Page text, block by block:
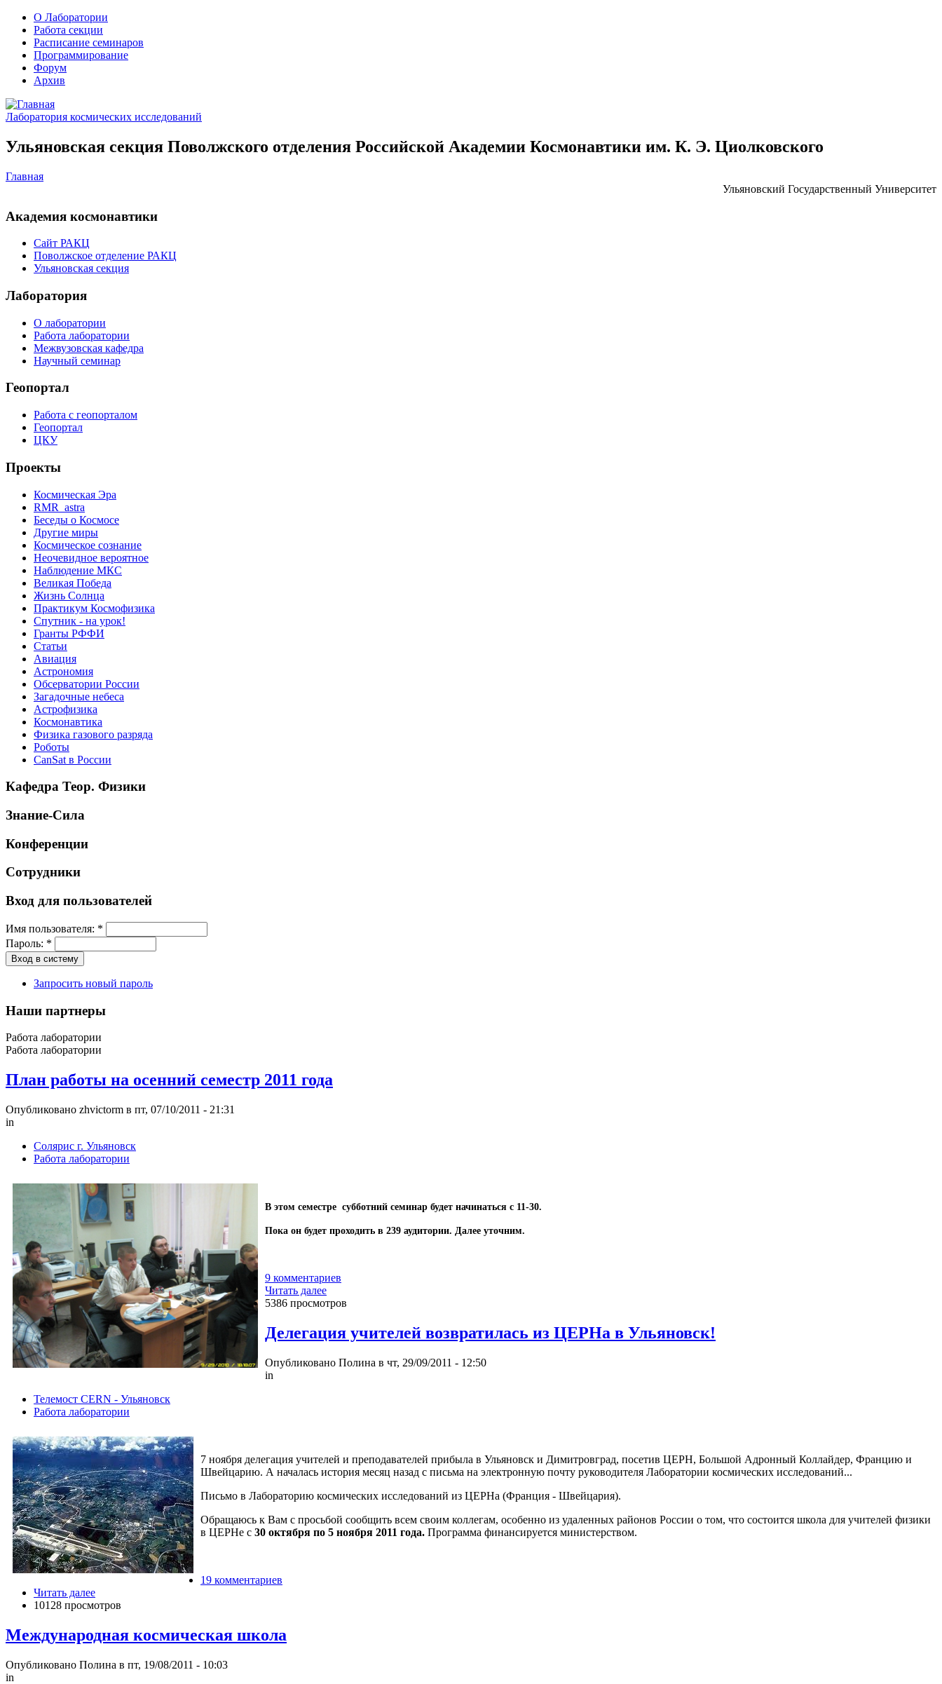
О Лаборатории
Работа секции
Расписание семинаров
Программирование
Форум
Архив
Лаборатория космических исследований
Ульяновская секция Поволжского отделения Российской Академии Космонавтики им. К. Э. Циолковского
Главная
Ульяновский Государственный Университет
Академия космонавтики
Сайт РАКЦ
Поволжское отделение РАКЦ
Ульяновская секция
Лаборатория
О лаборатории
Работа лаборатории
Межвузовская кафедра
Научный семинар
Геопортал
Работа с геопорталом
Геопортал
ЦКУ
Проекты
Космическая Эра
RMR_astra
Беседы о Космосе
Другие миры
Космическое сознание
Неочевидное вероятное
Наблюдение МКС
Великая Победа
Жизнь Солнца
Практикум Космофизика
Спутник - на урок!
Гранты РФФИ
Статьи
Авиация
Астрономия
Обсерватории России
Загадочные небеса
Астрофизика
Космонавтика
Физика газового разряда
Роботы
CanSat в России
Кафедра Теор. Физики
Знание-Сила
Конференции
Сотрудники
Вход для пользователей
Имя пользователя: *
Пароль: *
Запросить новый пароль
Наши партнеры
Работа лаборатории
Работа лаборатории
План работы на осенний семестр 2011 года
Опубликовано zhvictorm в пт, 07/10/2011 - 21:31
in
Солярис г. Ульяновск
Работа лаборатории
В этом семеcтре субботний семинар будет начинаться с 11-30.
Пока он будет проходить в 239 аудитории. Далее уточним.
9 комментариев
Читать далее
5386 просмотров
Делегация учителей возвратилась из ЦЕРНа в Ульяновск!
Опубликовано Полина в чт, 29/09/2011 - 12:50
in
Телемост CERN - Ульяновск
Работа лаборатории
7 ноября делегация учителей и преподавателей прибыла в Ульяновск и Димитровград, посетив ЦЕРН, Большой Адронный Коллайдер, Францию и
Швейцарию. А началась история месяц назад с письма на электронную почту руководителя Лаборатории космических исследований...
Письмо в Лабораторию космических исследований из ЦЕРНа (Франция - Швейцария).
Обращаюсь к Вам с просьбой сообщить всем своим коллегам, особенно из удаленных районов России о том, что состоится школа для учителей физики
в ЦЕРНе с 30 октября по 5 ноября 2011 года. Программа финансируется министерством.
19 комментариев
Читать далее
10128 просмотров
Международная космическая школа
Опубликовано Полина в пт, 19/08/2011 - 10:03
in